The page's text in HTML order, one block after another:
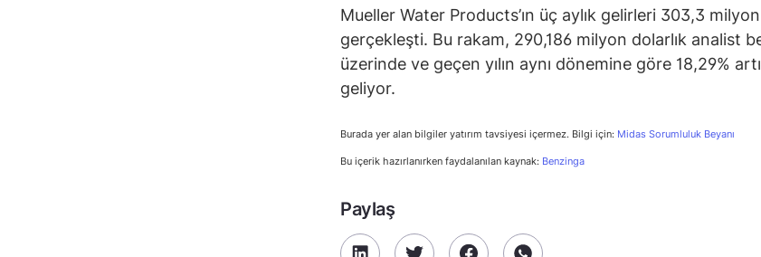
Mueller Water Products’ın üç aylık gelirleri 303,3
gerçekleşti. Bu rakam, 290,186 milyon dolarlık analist
üzerinde ve geçen yılın aynı dönemine göre 18,29%
geliyor.
Burada yer alan bilgiler yatırım tavsiyesi içermez. Bilgi için: Midas Sorumluluk Beyanı
Bu içerik hazırlanırken faydalanılan kaynak: Benzinga
Paylaş